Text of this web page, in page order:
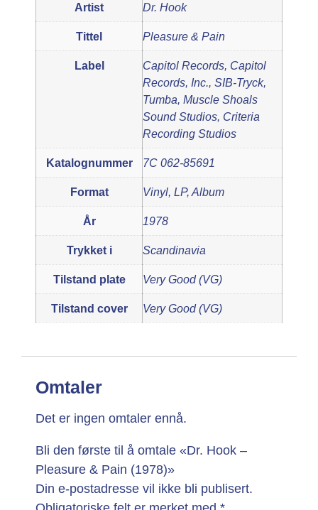
Artist Dr. Hook
Tittel Pleasure & Pain
Label
Capitol Records, Capitol
Records, Inc., SIB-Tryck,
Tumba, Muscle Shoals
Sound Studios, Criteria
Recording Studios
Katalognummer 7C 062-85691
Format Vinyl, LP, Album
År 1978
Trykket i Scandinavia
Tilstand plate Very Good (VG)
Tilstand cover Very Good (VG)
Omtaler
Det er ingen omtaler ennå.
Bli den første til å omtale «Dr. Hook –
Pleasure & Pain (1978)»
Din e-postadresse vil ikke bli publisert.